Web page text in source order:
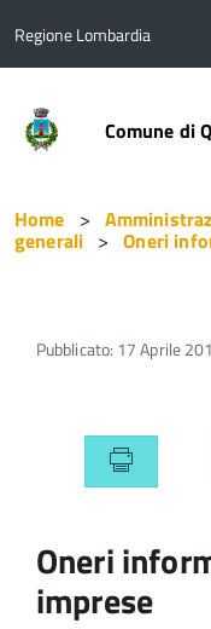
Regione Lombardia
Comune di
Home
generali Oneri
Pubblicato: 17 Aprile
Oneri
imprese